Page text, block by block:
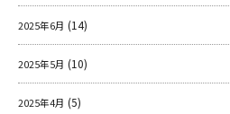
2025年6月 (14)
2025年5月 (10)
2025年4月 (5)